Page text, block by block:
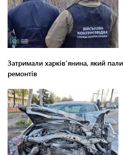
Затримали харків'янина, який
ремонтів